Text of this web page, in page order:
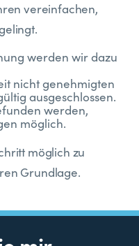
vereinfachen,
werden wir dazu
nicht genehmigten
ausgeschlossen.
werden,
möglich.
möglich zu
Grundlage.